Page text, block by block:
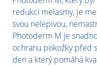
redukci melasmy, je
svou nelepivou,
Photoderm M je
ochranu pokožky před
den a který pomáhá